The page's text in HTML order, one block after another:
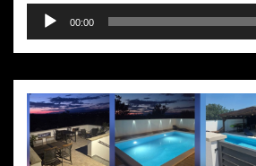
Audio-
Player
00:00